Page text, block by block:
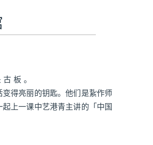
板。
得亮丽的钥匙。他们是紥作师
上一课中艺港青主讲的「中国